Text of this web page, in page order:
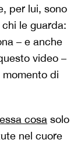
per lui, sono
le guarda:
– e anche
video –
di
cosa solo
nel cuore